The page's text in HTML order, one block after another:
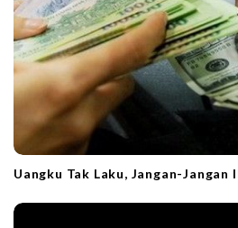
Uangku Tak Laku, Jangan-Jangan